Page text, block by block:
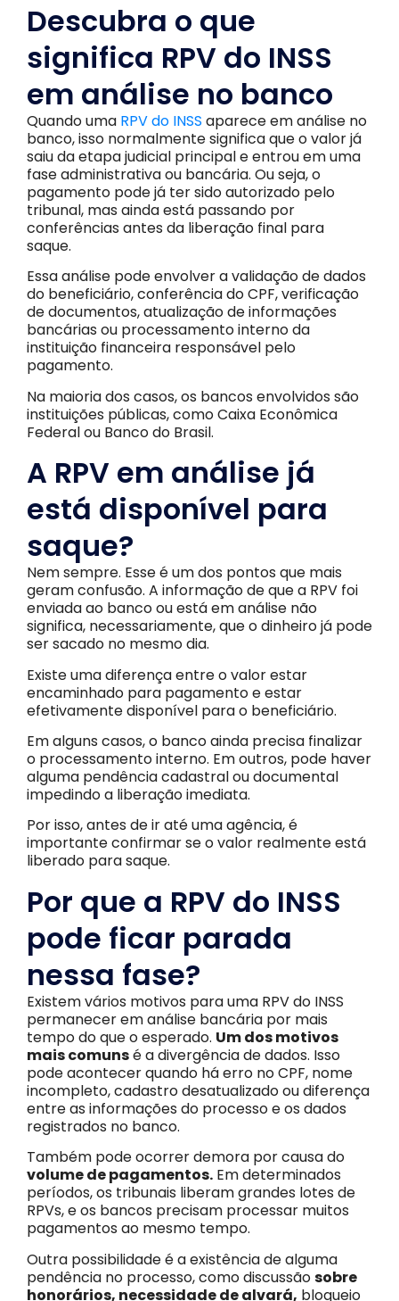
Descubra o que
significa RPV do INSS
em análise no banco
Quando uma RPV do INSS aparece em análise no
banco, isso normalmente significa que o valor já
saiu da etapa judicial principal e entrou em uma
fase administrativa ou bancária. Ou seja, o
pagamento pode já ter sido autorizado pelo
tribunal, mas ainda está passando por
conferências antes da liberação final para
saque.
Essa análise pode envolver a validação de dados
do beneficiário, conferência do CPF, verificação
de documentos, atualização de informações
bancárias ou processamento interno da
instituição financeira responsável pelo
pagamento.
Na maioria dos casos, os bancos envolvidos são
instituições públicas, como Caixa Econômica
Federal ou Banco do Brasil.
A RPV em análise já
está disponível para
saque?
Nem sempre. Esse é um dos pontos que mais
geram confusão. A informação de que a RPV foi
enviada ao banco ou está em análise não
significa, necessariamente, que o dinheiro já pode
ser sacado no mesmo dia.
Existe uma diferença entre o valor estar
encaminhado para pagamento e estar
efetivamente disponível para o beneficiário.
Em alguns casos, o banco ainda precisa finalizar
o processamento interno. Em outros, pode haver
alguma pendência cadastral ou documental
impedindo a liberação imediata.
Por isso, antes de ir até uma agência, é
importante confirmar se o valor realmente está
liberado para saque.
Por que a RPV do INSS
pode ficar parada
nessa fase?
Existem vários motivos para uma RPV do INSS
permanecer em análise bancária por mais
tempo do que o esperado. Um dos motivos
mais comunsé a divergência de dados. Isso
pode acontecer quando há erro no CPF, nome
incompleto, cadastro desatualizado ou diferença
entre as informações do processo e os dados
registrados no banco.
Também pode ocorrer demora por causa do
volume de pagamentos. Em determinados
períodos, os tribunais liberam grandes lotes de
RPVs, e os bancos precisam processar muitos
pagamentos ao mesmo tempo.
Outra possibilidade é a existência de alguma
pendência no processo, como discussãosobre
honorários, necessidade de alvará, bloqueio